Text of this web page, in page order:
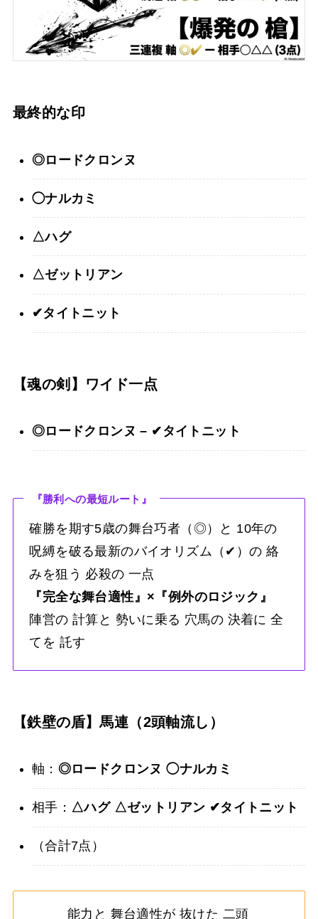
最終的な印
◎ロードクロンヌ
◯ナルカミ
△ハグ
△ゼットリアン
✔︎タイトニット
【魂の剣】ワイド一点
◎ロードクロンヌ – ✔︎タイトニット
『勝利への最短ルート』
確勝を期す5歳の舞台巧者（◎）と 10年の
呪縛を破る最新のバイオリズム（✔︎）の 絡
みを狙う 必殺の 一点
『完全な舞台適性』×『例外のロジック』
陣営の 計算と 勢いに乗る 穴馬の 決着に 全
てを 託す
【鉄壁の盾】馬連（2頭軸流し）
軸： ◎ロードクロンヌ ◯ナルカミ
相手： △ハグ △ゼットリアン ✔︎タイトニット
（合計7点）
能力と 舞台適性が 抜けた 二頭